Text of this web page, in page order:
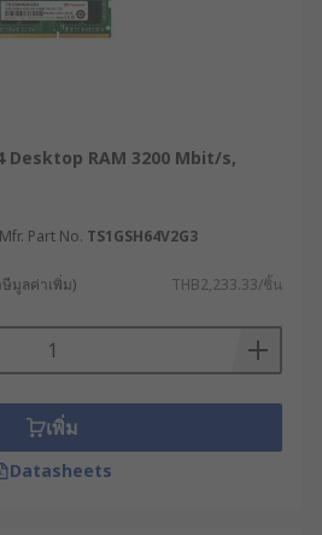
Desktop RAM 3200 Mbit/s,
Part No. TS1GSH64V2G3
มูลค่าเพิ่ม) THB2,233.33/ชิ้น
เพิ่ม
Datasheets